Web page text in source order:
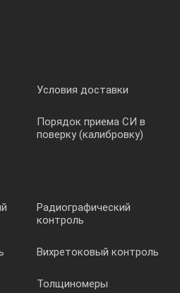
Условия доставки
Порядок приема СИ в
поверку (калибровку)
Радиографический
контроль
Вихретоковый контроль
Толщиномеры